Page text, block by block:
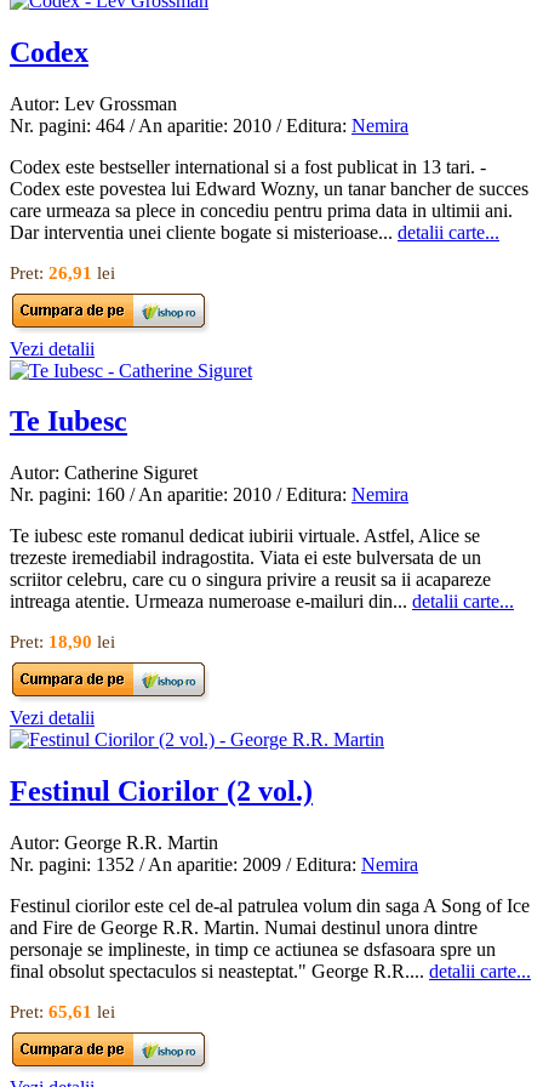
Codex
Autor: Lev Grossman
Nr. pagini: 464 / An aparitie: 2010 / Editura: Nemira
Codex este bestseller international si a fost publicat in 13 tari. -
Codex este povestea lui Edward Wozny, un tanar bancher de succes
care urmeaza sa plece in concediu pentru prima data in ultimii ani.
Dar interventia unei cliente bogate si misterioase... detalii carte...
Pret: 26,91 lei
Vezi detalii
Te Iubesc
Autor: Catherine Siguret
Nr. pagini: 160 / An aparitie: 2010 / Editura: Nemira
Te iubesc este romanul dedicat iubirii virtuale. Astfel, Alice se
trezeste iremediabil indragostita. Viata ei este bulversata de un
scriitor celebru, care cu o singura privire a reusit sa ii acapareze
intreaga atentie. Urmeaza numeroase e-mailuri din... detalii carte...
Pret: 18,90 lei
Vezi detalii
Festinul Ciorilor (2 vol.)
Autor: George R.R. Martin
Nr. pagini: 1352 / An aparitie: 2009 / Editura: Nemira
Festinul ciorilor este cel de-al patrulea volum din saga A Song of Ice
and Fire de George R.R. Martin. Numai destinul unora dintre
personaje se implineste, in timp ce actiunea se dsfasoara spre un
final obsolut spectaculos si neasteptat." George R.R.... detalii carte...
Pret: 65,61 lei